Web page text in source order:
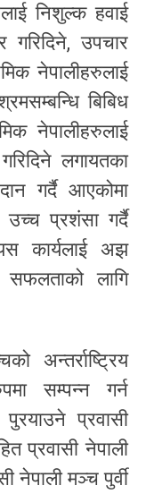
निशुल्क हवाई
गरिदिने, उपचार
नेपालीहरुलाई
बिबिध
नेपालीहरुलाई
लगायतका
गर्दै आएकोमा
उच्च प्रशंसा गर्दै
कार्यलाई अझ
सफलताको लागि
अन्तर्राष्ट्रिय
सम्पन्न गर्न
प्रवासी
प्रवासी नेपाली
नेपाली मञ्च पुर्वी